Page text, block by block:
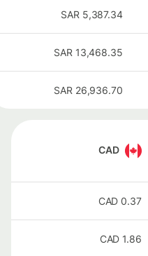
5,387.34
SAR
13,468.35
SAR
26,936.70
SAR
CAD
0.37
CAD
1.86
CAD